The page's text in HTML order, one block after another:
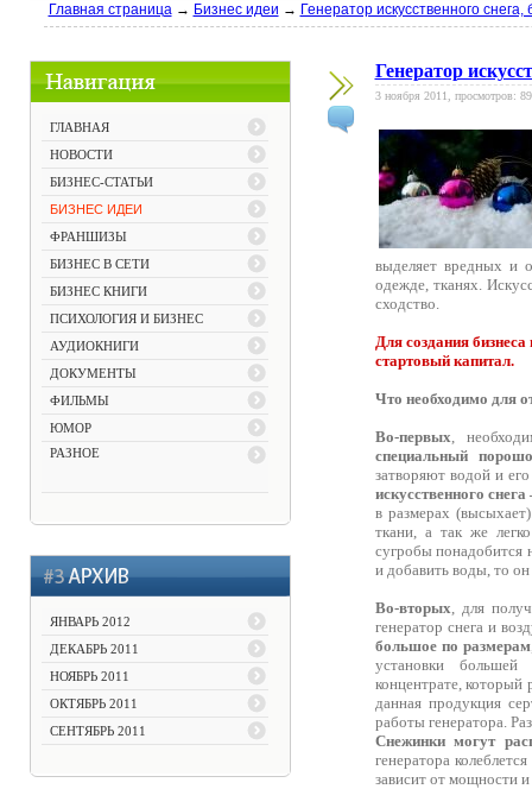
Главная страница→ Бизнес идеи → Генератор искусственного снега,
ГЛАВНАЯ
НОВОСТИ
БИЗНЕС-СТАТЬИ
БИЗНЕС ИДЕИ
ФРАНШИЗЫ
БИЗНЕС В СЕТИ
БИЗНЕС КНИГИ
ПСИХОЛОГИЯ И БИЗНЕС
АУДИОКНИГИ
ДОКУМЕНТЫ
ФИЛЬМЫ
ЮМОР
РАЗНОЕ
ЯНВАРЬ 2012
ДЕКАБРЬ 2011
НОЯБРЬ 2011
ОКТЯБРЬ 2011
СЕНТЯБРЬ 2011
Генератор
3 ноября 2011, просмотров:
выделяет вредных и
одежде, тканях.
сходство.
Для создания бизнеса
стартовый капитал.
Что необходимо для
Во-первых,
специальный
затворяют водой и
искусственного
в размерах
ткани, а так же
сугробы понадобится
и добавить воды, то
Во-вторых, для
генератор снега и
большое по размерам
установки
концентрате, который
данная продукция
работы генератора.
Снежинки могут
генератора
зависит от мощности